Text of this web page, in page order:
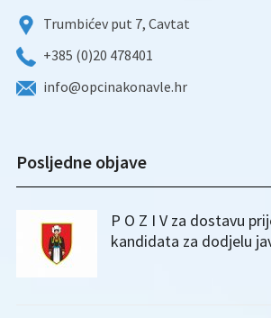
Trumbićev put 7, Cavtat
+385 (0)20 478401
info@opcinakonavle.hr
Posljedne objave
P O Z I V za dostavu
kandidata za dodjelu